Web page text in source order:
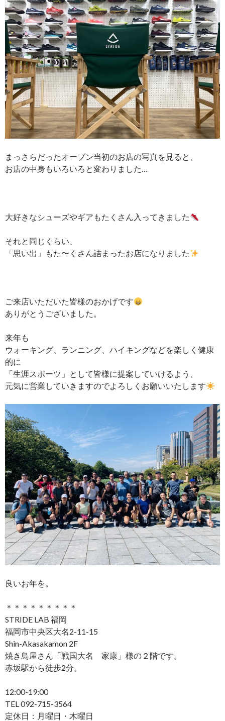
まっさらだったオープン当初のお店の写真を見ると、
お店の中身もいろいろと変わりました…
大好きなシューズやギアもたくさん入ってきました
それと同じくらい、
「思い出」もた〜くさん詰まったお店になりました
ご来店いただいた皆様のおかげです
ありがとうございました。
来年も
ウォーキング、ランニング、ハイキングなどを楽しく健康
的に
「生涯スポーツ」として皆様に提案していけるよう、
元気に営業していきますのでよろしくお願いいたします
良いお年を。
＊＊＊＊＊＊＊＊＊
STRIDE LAB 福岡
福岡市中央区大名2-11-15
Shin-Akasakamon 2F
焼き鳥屋さん「戦国大名 家康」様の２階です。
赤坂駅から徒歩2分。
12:00-19:00
TEL 092-715-3564
定休日：月曜日・木曜日